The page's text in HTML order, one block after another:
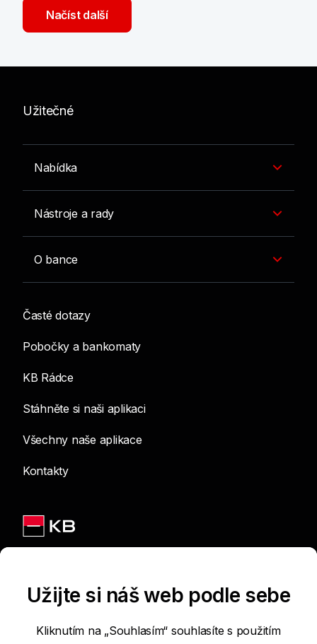
Načíst další
Užitečné
Nabídka
Nástroje a rady
O bance
Časté dotazy
Pobočky a bankomaty
KB Rádce
Stáhněte si naši aplikaci
Všechny naše aplikace
Kontakty
Užijte si náš web podle sebe
Kliknutím na „Souhlasím“ souhlasíte s použitím